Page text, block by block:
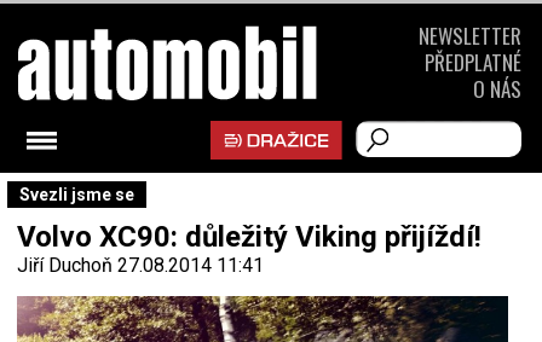
Svezli jsme se
Volvo XC90: důležitý Viking přijíždí!
Jiří Duchoň 27.08.2014 11:41
NEWSLETTER
PŘEDPLATNÉ
O NÁS